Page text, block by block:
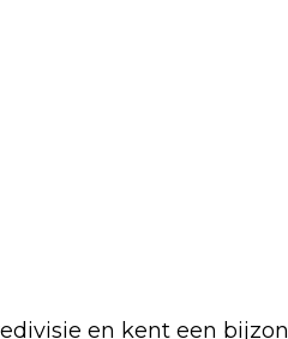
en kent een